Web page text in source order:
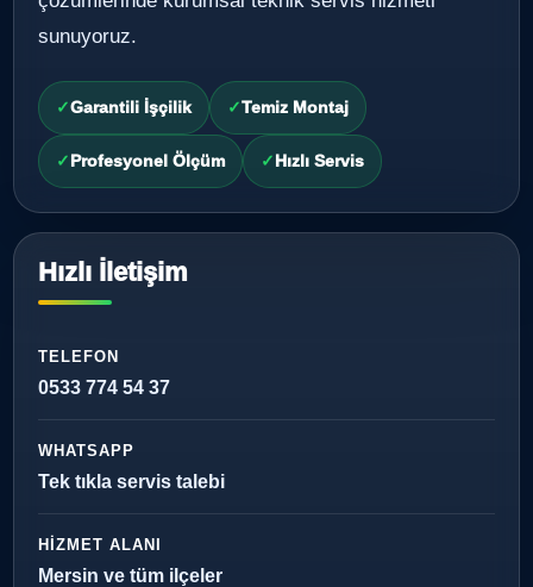
sunuyoruz.
Garantili İşçilik Temiz Montaj
Profesyonel Ölçüm Hızlı Servis
Hızlı İletişim
TELEFON
0533 774 54 37
WHATSAPP
Tek tıkla servis talebi
HIZMET ALANI
Mersin ve tüm ilçeler